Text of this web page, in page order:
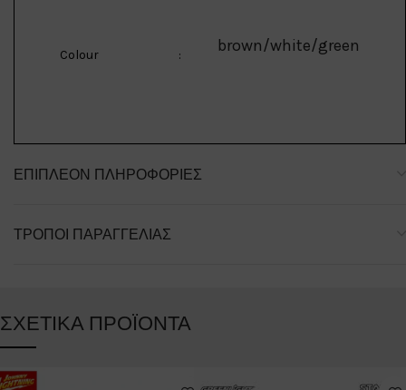
Colour : brown/white/green
ΕΠΙΠΛΈΟΝ ΠΛΗΡΟΦΟΡΊΕΣ
ΤΡΌΠΟΙ ΠΑΡΑΓΓΕΛΊΑΣ
ΣΧΕΤΙΚΆ ΠΡΟΪΌΝΤΑ